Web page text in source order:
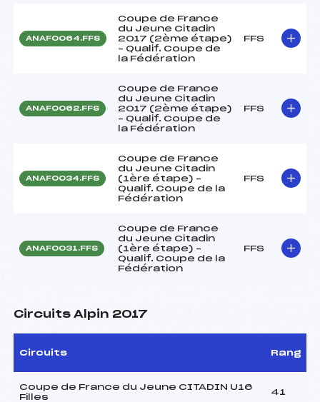
ANAF0064.FFS
Coupe de France
du Jeune Citadin
2017 (2ème étape)
– Qualif. Coupe de
la Fédération
FFS
ANAF0062.FFS
Coupe de France
du Jeune Citadin
2017 (2ème étape)
– Qualif. Coupe de
la Fédération
FFS
ANAF0034.FFS
Coupe de France
du Jeune Citadin
(1ère étape) –
Qualif. Coupe de la
Fédération
FFS
ANAF0031.FFS
Coupe de France
du Jeune Citadin
(1ère étape) –
Qualif. Coupe de la
Fédération
FFS
Circuits Alpin 2017
Circuits Rang
Coupe de France du Jeune CITADIN U16
Filles
41